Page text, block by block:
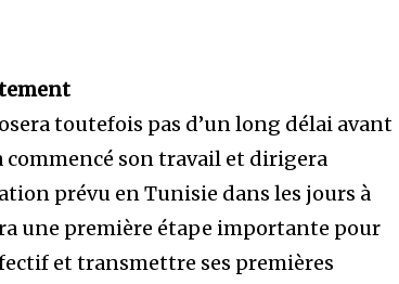
toutefois pas d’un long délai avant
commencé son travail et dirigera
prévu en Tunisie dans les jours à
une première étape importante pour
et transmettre ses premières